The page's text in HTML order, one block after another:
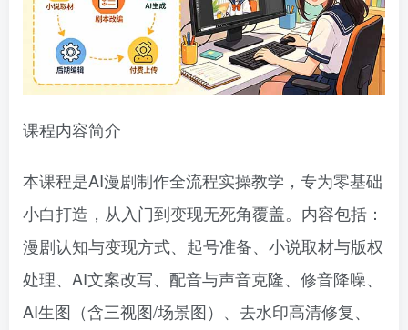
课程内容简介
本课程是AI漫剧制作全流程实操教学，专为零基础
小白打造，从入门到变现无死角覆盖。内容包括：
漫剧认知与变现方式、起号准备、小说取材与版权
处理、AI文案改写、配音与声音克隆、修音降噪、
AI生图（含三视图/场景图）、去水印高清修复、